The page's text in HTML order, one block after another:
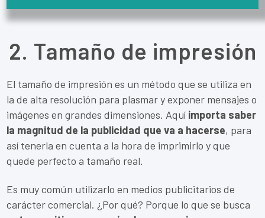
2. Tamaño de impresión
El tamaño de impresión es un método que se utiliza en
la de alta resolución para plasmar y exponer mensajes o
imágenes en grandes dimensiones. Aquí importa saber
la magnitud de la publicidad que va a hacerse, para
así tenerla en cuenta a la hora de imprimirlo y que
quede perfecto a tamaño real.
Es muy común utilizarlo en medios publicitarios de
carácter comercial. ¿Por qué? Porque lo que se busca